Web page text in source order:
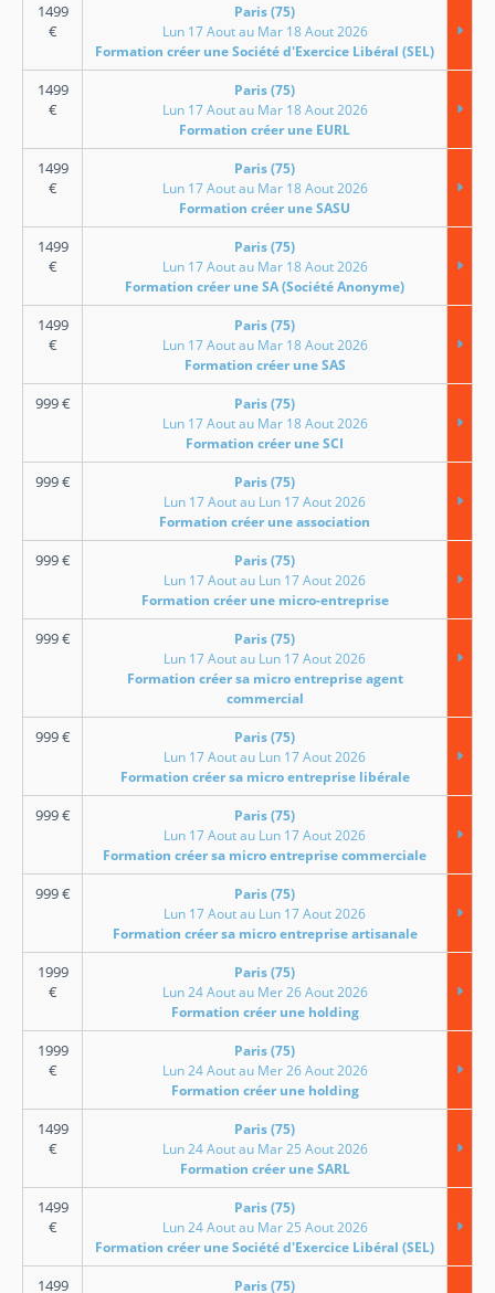
1499
€
Paris (75)
Lun 17 Aout au Mar 18 Aout 2026
Formation créer une Société d'Exercice Libéral (SEL)
1499
€
Paris (75)
Lun 17 Aout au Mar 18 Aout 2026
Formation créer une EURL
1499
€
Paris (75)
Lun 17 Aout au Mar 18 Aout 2026
Formation créer une SASU
1499
€
Paris (75)
Lun 17 Aout au Mar 18 Aout 2026
Formation créer une SA (Société Anonyme)
1499
€
Paris (75)
Lun 17 Aout au Mar 18 Aout 2026
Formation créer une SAS
999€
Paris (75)
Lun 17 Aout au Mar 18 Aout 2026
Formation créer une SCI
999€
Paris (75)
Lun 17 Aout au Lun 17 Aout 2026
Formation créer une association
999€
Paris (75)
Lun 17 Aout au Lun 17 Aout 2026
Formation créer une micro-entreprise
999€
Paris (75)
Lun 17 Aout au Lun 17 Aout 2026
Formation créer sa micro entreprise agent
commercial
999€
Paris (75)
Lun 17 Aout au Lun 17 Aout 2026
Formation créer sa micro entreprise libérale
999€
Paris (75)
Lun 17 Aout au Lun 17 Aout 2026
Formation créer sa micro entreprise commerciale
999€
Paris (75)
Lun 17 Aout au Lun 17 Aout 2026
Formation créer sa micro entreprise artisanale
1999
€
Paris (75)
Lun 24 Aout au Mer 26 Aout 2026
Formation créer une holding
1999
€
Paris (75)
Lun 24 Aout au Mer 26 Aout 2026
Formation créer une holding
1499
€
Paris (75)
Lun 24 Aout au Mar 25 Aout 2026
Formation créer une SARL
1499
€
Paris (75)
Lun 24 Aout au Mar 25 Aout 2026
Formation créer une Société d'Exercice Libéral (SEL)
1499 Paris (75)